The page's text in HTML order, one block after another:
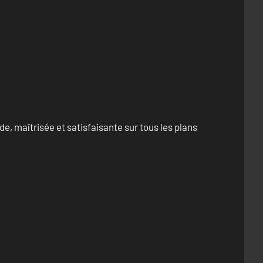
maîtrisée et satisfaisante sur tous les plans